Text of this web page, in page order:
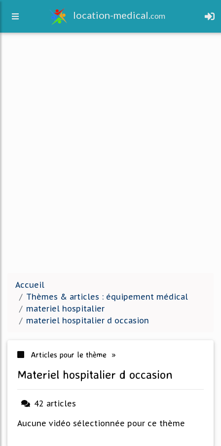
location-medical.com
Accueil
Thèmes & articles : équipement médical
materiel hospitalier
materiel hospitalier d occasion
Articles pour le thème »
materiel hospitalier d occasion
42 articles
Aucune vidéo sélectionnée pour ce thème